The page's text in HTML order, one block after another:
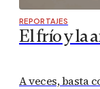
REPORTAJES
El frío y la
A veces, basta